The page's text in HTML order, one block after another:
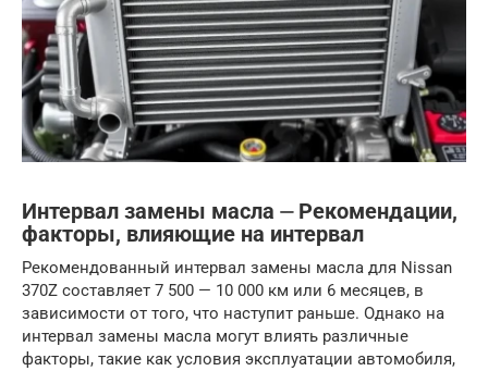
Интервал замены масла ⏤ Рекомендации,
факторы, влияющие на интервал
Рекомендованный интервал замены масла для Nissan
370Z составляет 7 500 — 10 000 км или 6 месяцев, в
зависимости от того, что наступит раньше. Однако на
интервал замены масла могут влиять различные
факторы, такие как условия эксплуатации автомобиля,